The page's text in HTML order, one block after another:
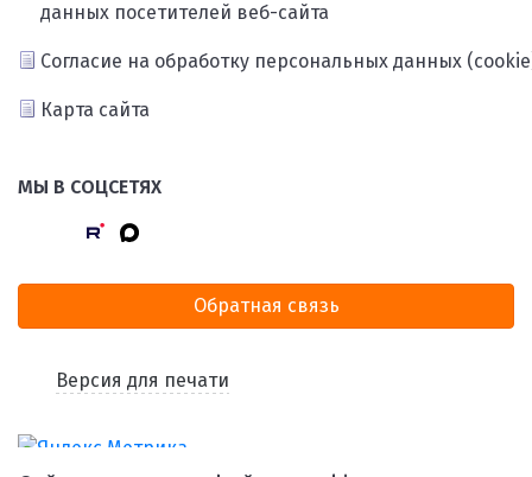
данных посетителей веб-сайта
Согласие на обработку персональных данных
Карта сайта
МЫ В СОЦСЕТЯХ
Обратная связь
Версия для печати